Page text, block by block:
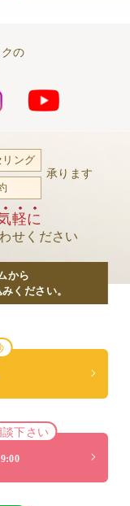
の
リング
承ります
軽に
せください
から
ください。
下さい